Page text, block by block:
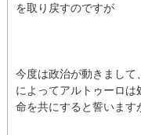
を取り戻すのですが
今度は政治が動きまして
によってアルトゥーロ
命を共にすると誓います